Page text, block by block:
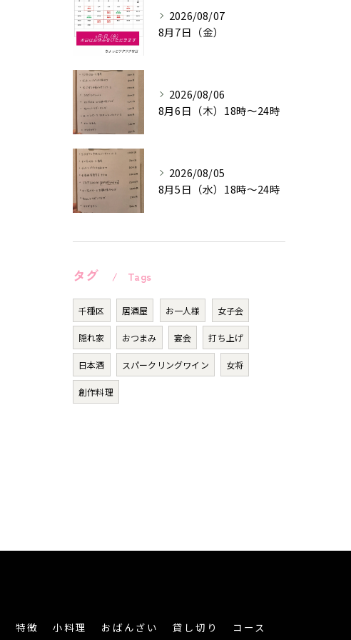
2026/08/07
8月7日（金）
2026/08/06
8月6日（木）18時〜24時
2026/08/05
8月5日（水）18時〜24時
タグ Tags
千種区 居酒屋 お一人様 女子会
隠れ家 おつまみ 宴会 打ち上げ
日本酒 スパークリングワイン 女将
創作料理
特徴 小料理 おばんざい 貸し切り コース